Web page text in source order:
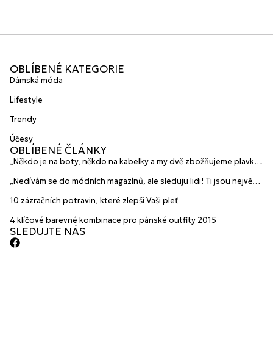
OBLÍBENÉ KATEGORIE
Dámská móda
Lifestyle
Trendy
Účesy
OBLÍBENÉ ČLÁNKY
„Někdo je na boty, někdo na kabelky a my dvě zbožňujeme plavky“
HANAJANA Swimwear
„Nedívám se do módních magazínů, ale sleduju lidi! Ti jsou největší
10 zázračních potravin, které zlepší Vaši pleť
4 klíčové barevné kombinace pro pánské outfity 2015
SLEDUJTE NÁS